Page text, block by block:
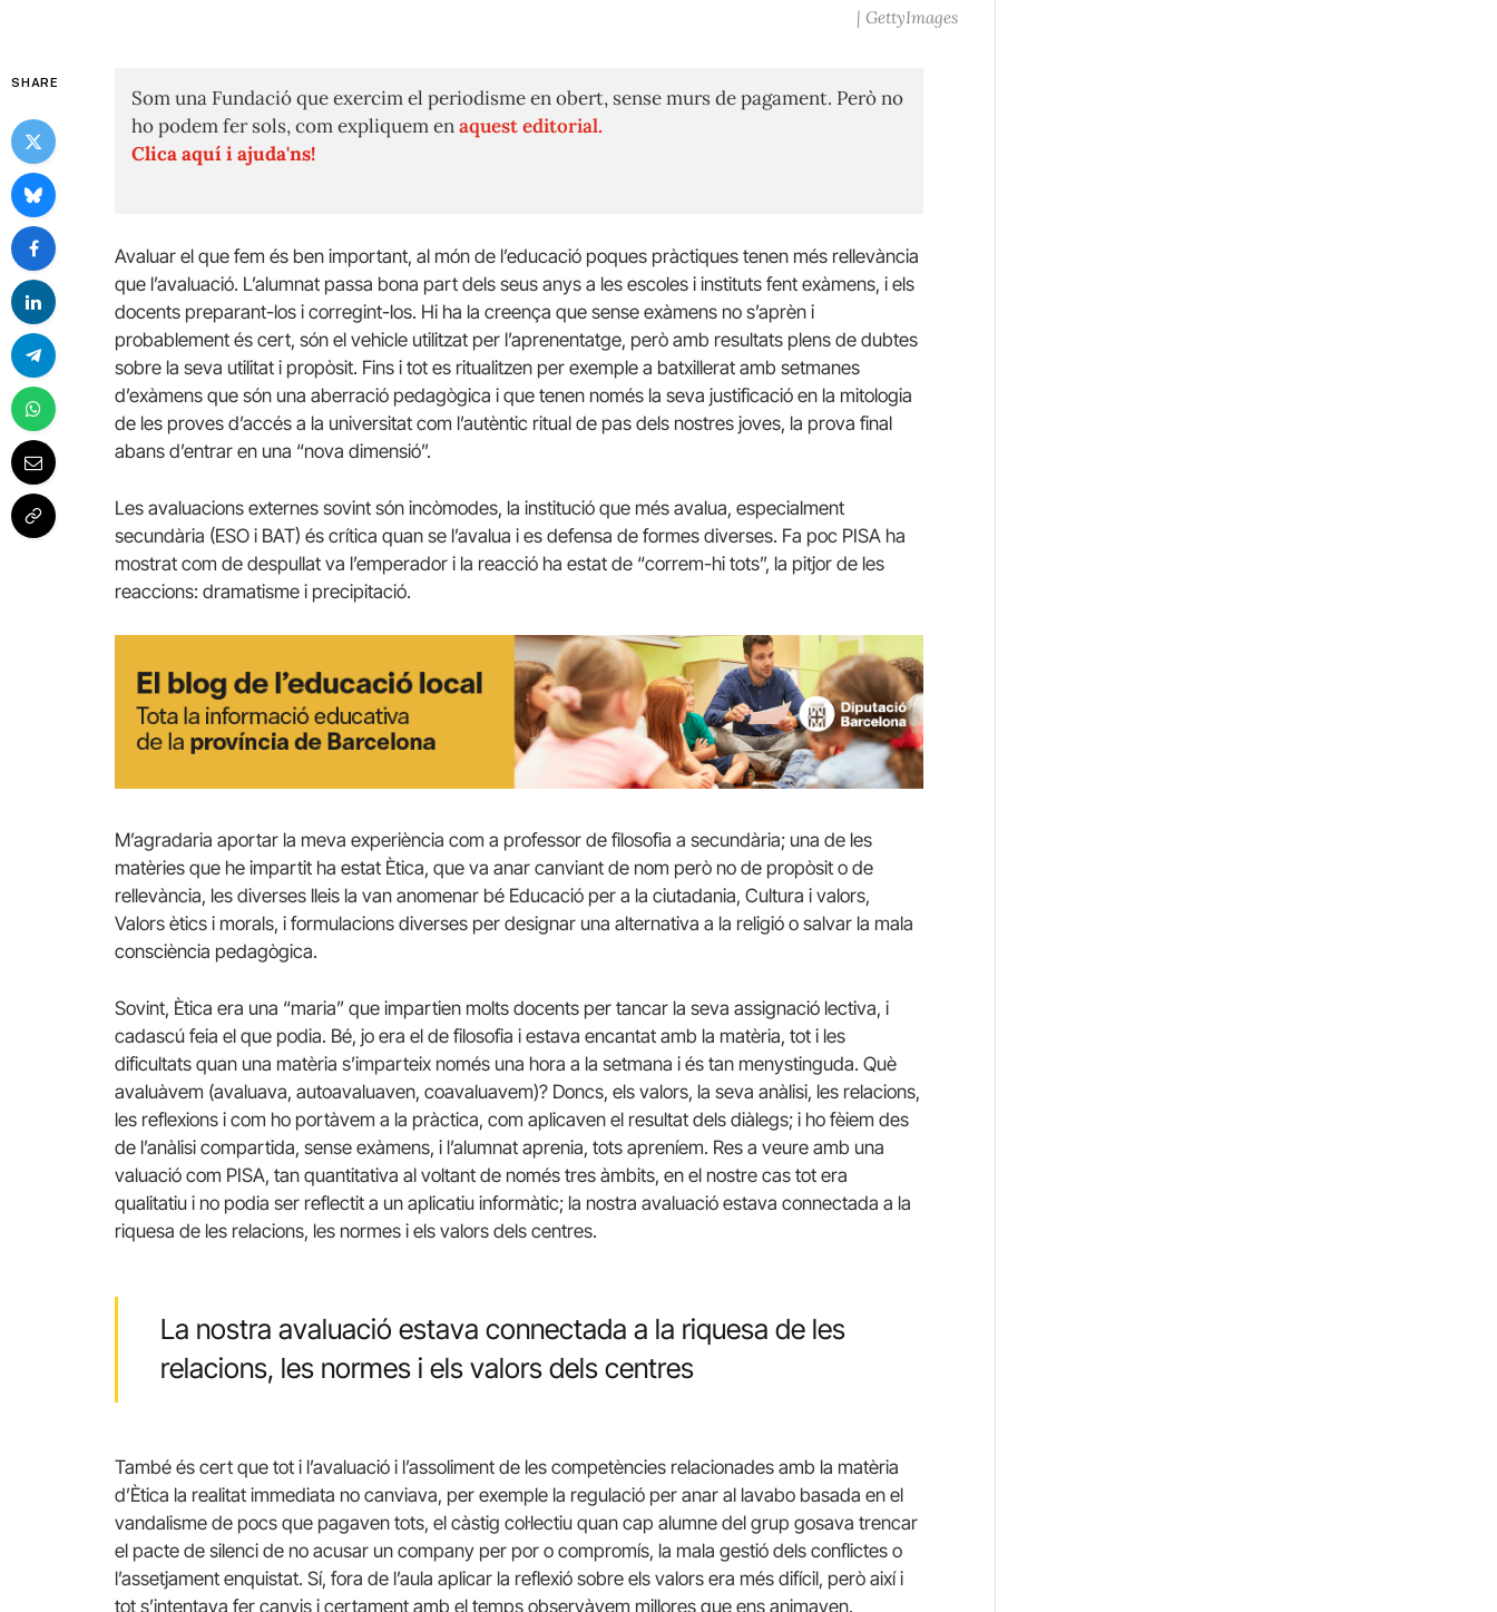
| GettyImages
SHARE
Som una Fundació que exercim el periodisme en obert, sense murs de pagament. Però no
ho podem fer sols, com expliquem enaquest editorial.
Clica aquí i ajuda'ns!
Avaluar el que fem és ben important, al món de l’educació poques pràctiques tenen més rellevància
que l’avaluació. L’alumnat passa bona part dels seus anys a les escoles i instituts fent exàmens, i els
docents preparant-los i corregint-los. Hi ha la creença que sense exàmens no s’aprèn i
probablement és cert, són el vehicle utilitzat per l’aprenentatge, però amb resultats plens de dubtes
sobre la seva utilitat i propòsit. Fins i tot es ritualitzen per exemple a batxillerat amb setmanes
d’exàmens que són una aberració pedagògica i que tenen només la seva justificació en la mitologia
de les proves d’accés a la universitat com l’autèntic ritual de pas dels nostres joves, la prova final
abans d’entrar en una “nova dimensió”.
Les avaluacions externes sovint són incòmodes, la institució que més avalua, especialment
secundària (ESO i BAT) és crítica quan se l’avalua i es defensa de formes diverses. Fa poc PISA ha
mostrat com de despullat va l’emperador i la reacció ha estat de “correm-hi tots”, la pitjor de les
reaccions: dramatisme i precipitació.
M’agradaria aportar la meva experiència com a professor de filosofia a secundària; una de les
matèries que he impartit ha estat Ètica, que va anar canviant de nom però no de propòsit o de
rellevància, les diverses lleis la van anomenar bé Educació per a la ciutadania, Cultura i valors,
Valors ètics i morals, i formulacions diverses per designar una alternativa a la religió o salvar la mala
consciència pedagògica.
Sovint, Ètica era una “maria” que impartien molts docents per tancar la seva assignació lectiva, i
cadascú feia el que podia. Bé, jo era el de filosofia i estava encantat amb la matèria, tot i les
dificultats quan una matèria s’imparteix només una hora a la setmana i és tan menystinguda. Què
avaluàvem (avaluava, autoavaluaven, coavaluavem)? Doncs, els valors, la seva anàlisi, les relacions,
les reflexions i com ho portàvem a la pràctica, com aplicaven el resultat dels diàlegs; i ho fèiem des
de l’anàlisi compartida, sense exàmens, i l’alumnat aprenia, tots apreníem. Res a veure amb una
valuació com PISA, tan quantitativa al voltant de només tres àmbits, en el nostre cas tot era
qualitatiu i no podia ser reflectit a un aplicatiu informàtic; la nostra avaluació estava connectada a la
riquesa de les relacions, les normes i els valors dels centres.
La nostra avaluació estava connectada a la riquesa de les
relacions, les normes i els valors dels centres
També és cert que tot i l’avaluació i l’assoliment de les competències relacionades amb la matèria
d’Ètica la realitat immediata no canviava, per exemple la regulació per anar al lavabo basada en el
vandalisme de pocs que pagaven tots, el càstig col·lectiu quan cap alumne del grup gosava trencar
el pacte de silenci de no acusar un company per por o compromís, la mala gestió dels conflictes o
l’assetjament enquistat. Sí, fora de l’aula aplicar la reflexió sobre els valors era més difícil, però així i
tot s’intentava fer canvis i certament amb el temps observàvem millores que ens animaven.